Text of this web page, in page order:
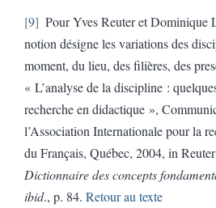
9
Pour Yves Reuter et Dominique
notion désigne les variations des
moment, du lieu, des filières, des
« L’analyse de la discipline :
recherche en didactique »,
l’Association Internationale pour la
du Français, Québec, 2004, in
Dictionnaire des concepts
ibid., p. 84. Retour au texte